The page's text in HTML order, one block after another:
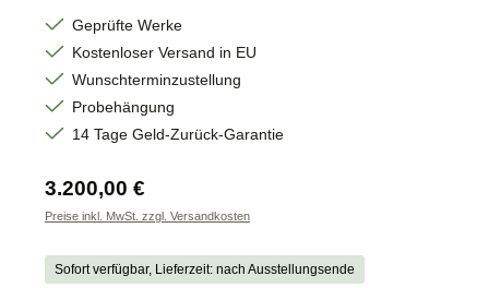
Geprüfte Werke
Kostenloser Versand in EU
Wunschterminzustellung
Probehängung
14 Tage Geld-Zurück-Garantie
Regulärer Preis:
3.200,00 €
Preise inkl. MwSt. zzgl. Versandkosten
Sofort verfügbar, Lieferzeit: nach Ausstellungsende